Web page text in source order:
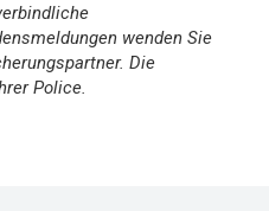
wenden Sie
Die
Police.